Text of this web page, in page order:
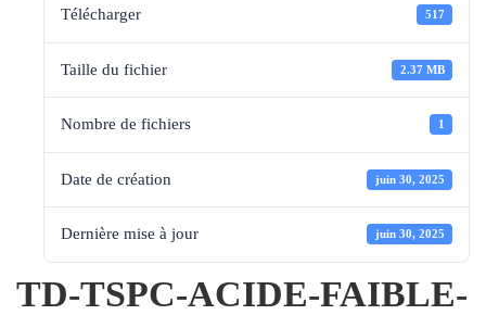
Télécharger 517
Taille du fichier 2.37 MB
Nombre de fichiers 1
Date de création juin 30, 2025
Dernière mise à jour juin 30, 2025
TD-TSPC-ACIDE-FAIBLE-